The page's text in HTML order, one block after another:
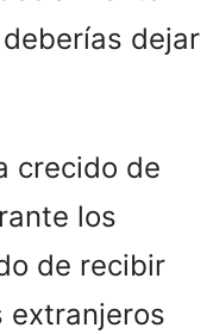
dejar
crecido de
los
de recibir
extranjeros